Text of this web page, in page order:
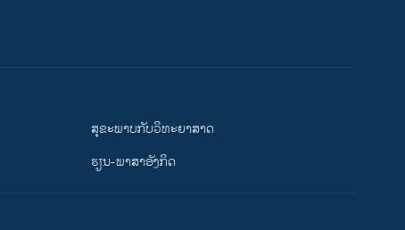
ສຸຂະພາບກັບວິທະຍາສາດ
ຮຽນ-ພາສາອັງກິດ